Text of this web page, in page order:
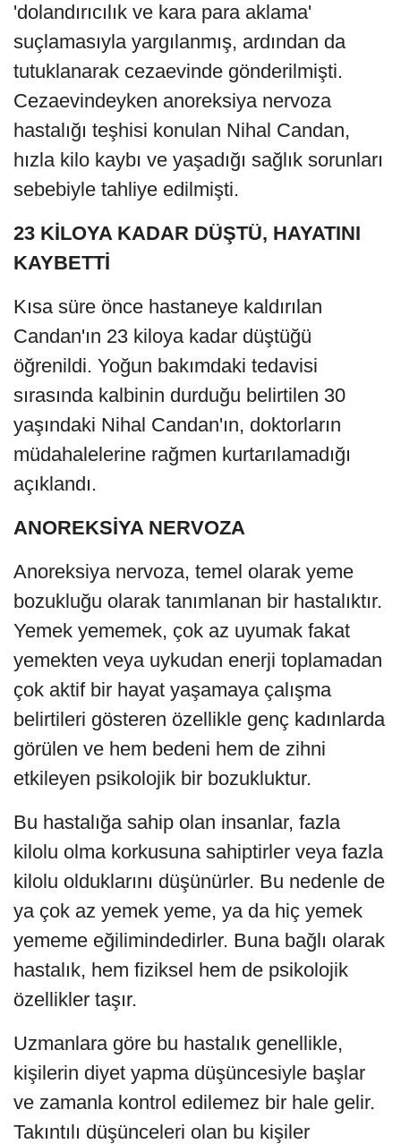
'dolandırıcılık ve kara para aklama'
suçlamasıyla yargılanmış, ardından da
tutuklanarak cezaevinde gönderilmişti.
Cezaevindeyken anoreksiya nervoza
hastalığı teşhisi konulan Nihal Candan,
hızla kilo kaybı ve yaşadığı sağlık sorunları
sebebiyle tahliye edilmişti.
23 KİLOYA KADAR DÜŞTÜ, HAYATINI
KAYBETTİ
Kısa süre önce hastaneye kaldırılan
Candan'ın 23 kiloya kadar düştüğü
öğrenildi. Yoğun bakımdaki tedavisi
sırasında kalbinin durduğu belirtilen 30
yaşındaki Nihal Candan'ın, doktorların
müdahalelerine rağmen kurtarılamadığı
açıklandı.
ANOREKSİYA NERVOZA
Anoreksiya nervoza, temel olarak yeme
bozukluğu olarak tanımlanan bir hastalıktır.
Yemek yememek, çok az uyumak fakat
yemekten veya uykudan enerji toplamadan
çok aktif bir hayat yaşamaya çalışma
belirtileri gösteren özellikle genç kadınlarda
görülen ve hem bedeni hem de zihni
etkileyen psikolojik bir bozukluktur.
Bu hastalığa sahip olan insanlar, fazla
kilolu olma korkusuna sahiptirler veya fazla
kilolu olduklarını düşünürler. Bu nedenle de
ya çok az yemek yeme, ya da hiç yemek
yememe eğilimindedirler. Buna bağlı olarak
hastalık, hem fiziksel hem de psikolojik
özellikler taşır.
Uzmanlara göre bu hastalık genellikle,
kişilerin diyet yapma düşüncesiyle başlar
ve zamanla kontrol edilemez bir hale gelir.
Takıntılı düşünceleri olan bu kişiler